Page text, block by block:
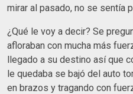
mirar al pasado, no se sentía
¿Qué le voy a decir? Se
afloraban con mucha más
llegado a su destino así que
le quedaba se bajó del auto
en brazos y tragando con